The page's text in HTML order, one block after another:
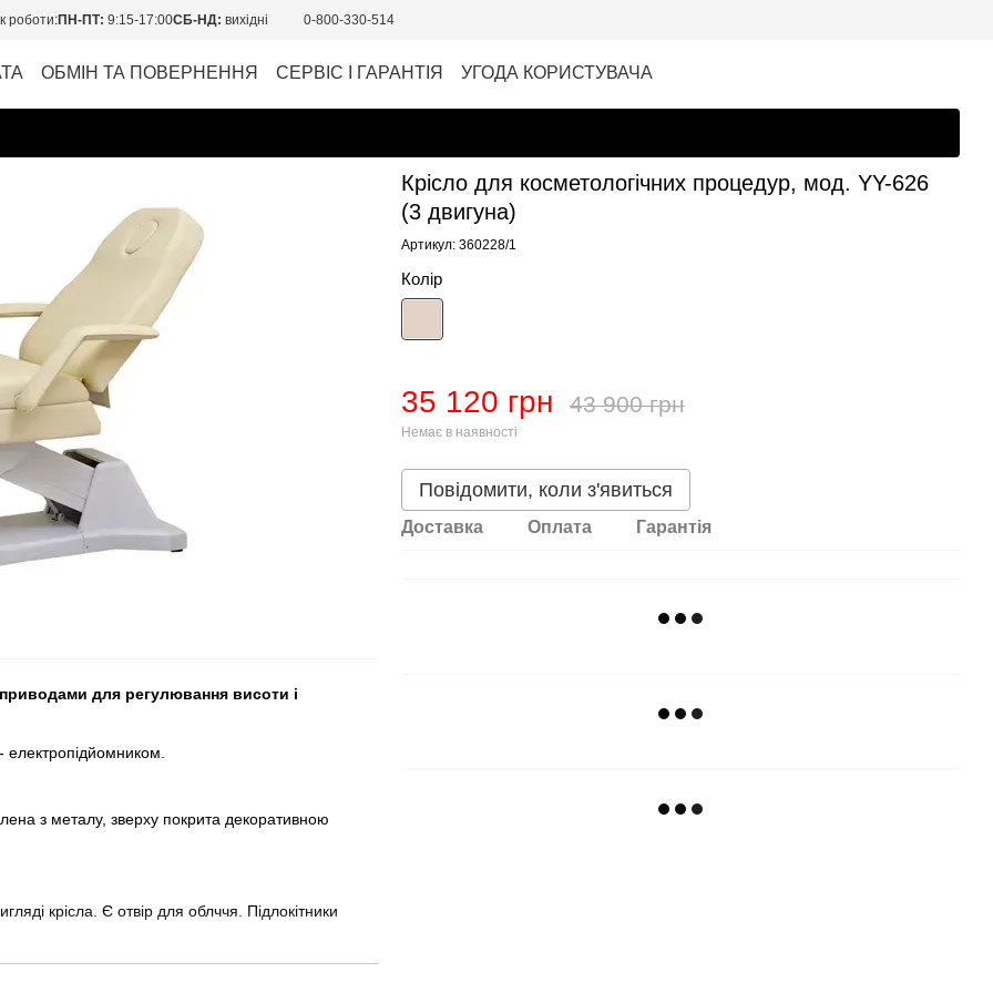
роботи:ПН-ПТ: 9:15-17:00СБ-НД: вихідні 0-800-330-514
ОБМІН ТА ПОВЕРНЕННЯ СЕРВІС І ГАРАНТІЯ УГОДА КОРИСТУВАЧА
для регулювання висоти і
з металу, зверху покрита декоративною
крісла. Є отвір для облччя. Підлокітники
Крісло для коcметологічних процедур, мод. YY-626
(3 двигуна)
Артикул: 360228/1
Колір
35 120 грн 43 900 грн
Немає в наявності
Повідомити, коли з'явиться
Доставка Оплата Гарантія